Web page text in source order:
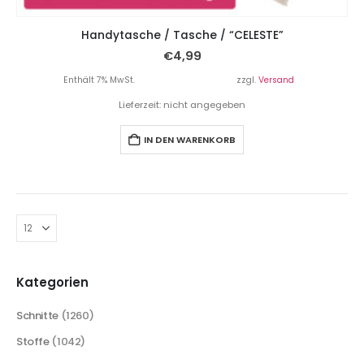
Handytasche / Tasche / “CELESTE”
€4,99
Enthält 7% MwSt. zzgl. Versand
Lieferzeit: nicht angegeben
IN DEN WARENKORB
Kategorien
Schnitte (1260)
Stoffe (1042)